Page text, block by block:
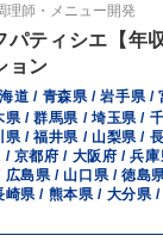
理師・メニュー開発
パティシエ【年
ョン
道 / 青森県 / 岩手県 /
/ 群馬県 / 埼玉県 /
/ 福井県 / 山梨県 /
京都府 / 大阪府 / 兵
島県 / 山口県 / 徳島
県 / 熊本県 / 大分県